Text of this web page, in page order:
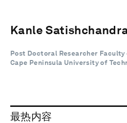
Kanle
Post Doctoral Researcher
Cape Peninsula University of
最热内容